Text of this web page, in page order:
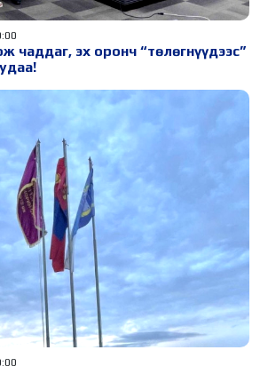
чаддаг, эх оронч “төлөгнүүдээс”